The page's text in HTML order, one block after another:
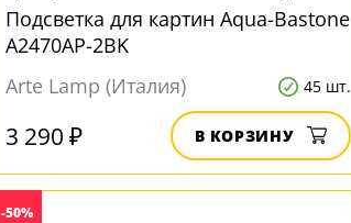
Подсветка для картин Aqua-Bastone
A2470AP-2BK
Arte Lamp (Италия)
45 шт.
3 290 ₽ В КОРЗИНУ
-50%